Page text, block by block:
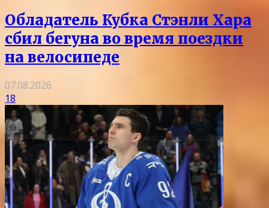
Обладатель Кубка Стэнли Хара
сбил бегуна во время поездки
на велосипеде
07.08.2026
18